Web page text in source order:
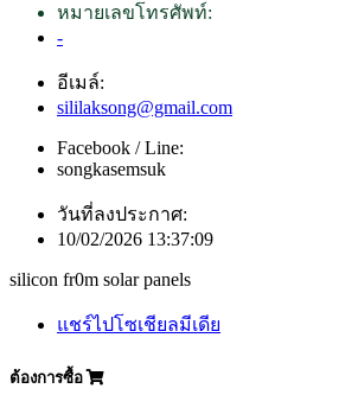
หมายเลขโทรศัพท์:
-
อีเมล์:
sililaksong@gmail.com
Facebook / Line:
songkasemsuk
วันที่ลงประกาศ:
10/02/2026 13:37:09
silicon fr0m solar panels
แชร์ไปโซเชียลมีเดีย
ต้องการซื้อ